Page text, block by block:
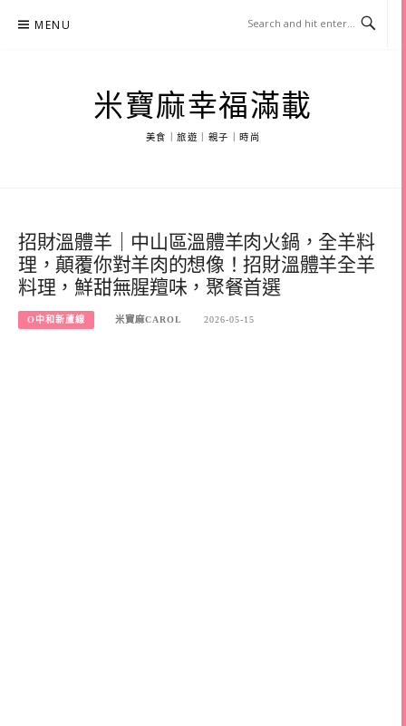
MENU
米寶麻幸福滿載
美食｜旅遊｜親子｜時尚
招財溫體羊｜中山區溫體羊肉火鍋，全羊料
理，顛覆你對羊肉的想像！招財溫體羊全羊
料理，鮮甜無腥羶味，聚餐首選
O中和新蘆線 米寶麻CAROL 2026-05-15